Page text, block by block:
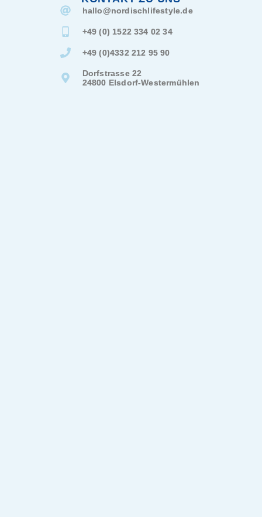
hallo@nordischlifestyle.de
+49 (0) 1522 334 02 34
+49 (0)4332 212 95 90
Dorfstrasse 22
24800 Elsdorf-Westermühlen